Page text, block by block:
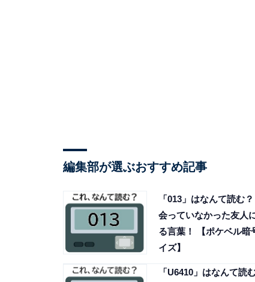
編集部が選ぶおすすめ記事
「013」はなんて読む？
会っていなかった友人
る言葉！ 【ポケベル暗
イズ】
「U6410」はなんて読